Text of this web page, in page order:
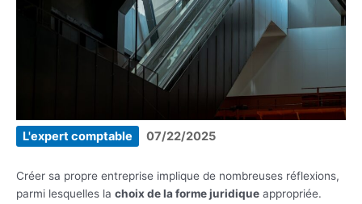
L'expert comptable 07/22/2025
Créer sa propre entreprise implique de nombreuses réflexions,
parmi lesquelles la choix de la forme juridique appropriée.